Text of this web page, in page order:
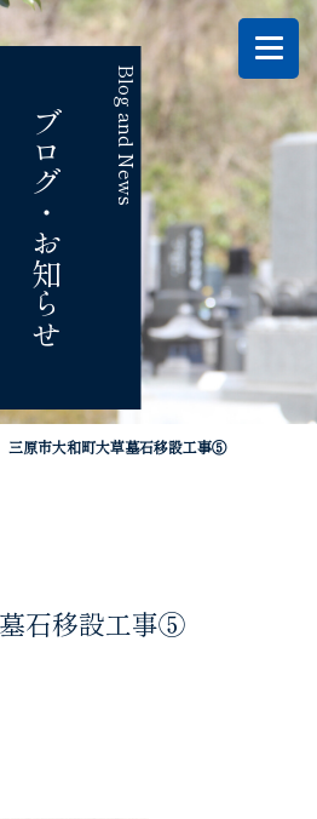
Blog and News
ブログ・お知らせ
三原市大和町大草墓石移設工事⑤
石移設工事⑤